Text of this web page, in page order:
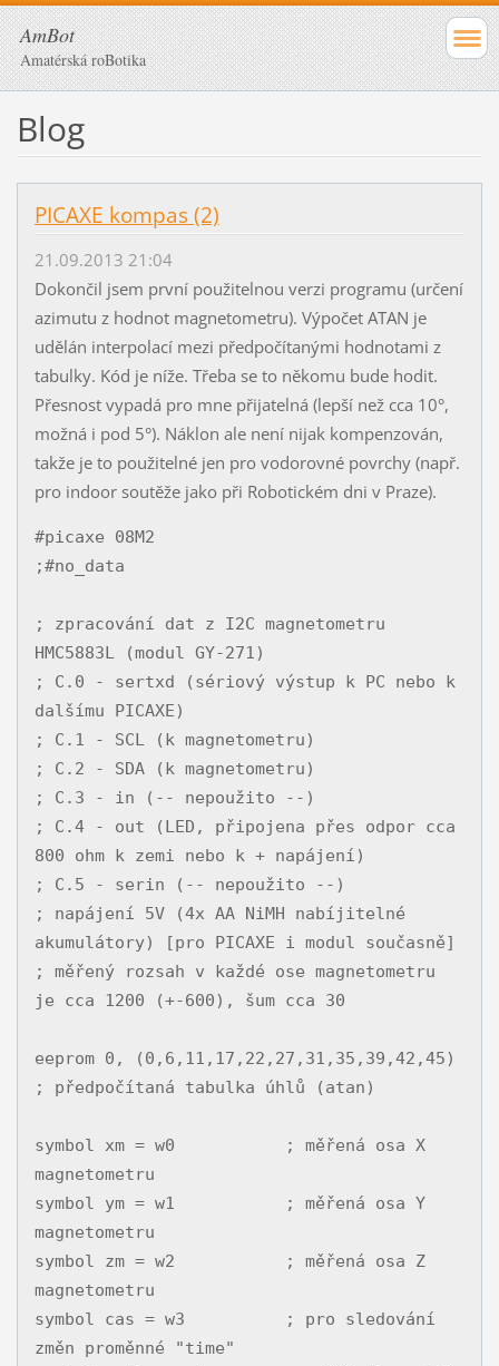
AmBot
Amatérská roBotika
Blog
PICAXE kompas (2)
21.09.2013 21:04
Dokončil jsem první použitelnou verzi programu (určení
azimutu z hodnot magnetometru). Výpočet ATAN je
udělán interpolací mezi předpočítanými hodnotami z
tabulky. Kód je níže. Třeba se to někomu bude hodit.
Přesnost vypadá pro mne přijatelná (lepší než cca 10°,
možná i pod 5°). Náklon ale není nijak kompenzován,
takže je to použitelné jen pro vodorovné povrchy (např.
pro indoor soutěže jako při Robotickém dni v Praze).
#picaxe 08M2
;#no_data
; zpracování dat z I2C magnetometru
HMC5883L (modul GY-271)
; C.0 - sertxd (sériový výstup k PC nebo k
dalšímu PICAXE)
; C.1 - SCL (k magnetometru)
; C.2 - SDA (k magnetometru)
; C.3 - in (-- nepoužito --)
; C.4 - out (LED, připojena přes odpor cca
800 ohm k zemi nebo k + napájení)
; C.5 - serin (-- nepoužito --)
; napájení 5V (4x AA NiMH nabíjitelné
akumulátory) [pro PICAXE i modul současně]
; měřený rozsah v každé ose magnetometru
je cca 1200 (+-600), šum cca 30
eeprom 0, (0,6,11,17,22,27,31,35,39,42,45)
; předpočítaná tabulka úhlů (atan)
symbol xm = w0           ; měřená osa X
magnetometru
symbol ym = w1           ; měřená osa Y
magnetometru
symbol zm = w2           ; měřená osa Z
magnetometru
symbol cas = w3          ; pro sledování
změn proměnné "time"